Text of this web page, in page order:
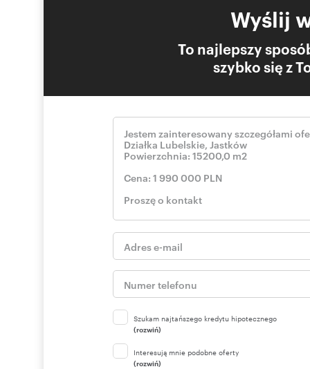
Wyślij
To najlepszy
szybko się z
Szukam najtańszego kredytu hipotecznego
(rozwiń)
Interesują mnie podobne oferty
(rozwiń)